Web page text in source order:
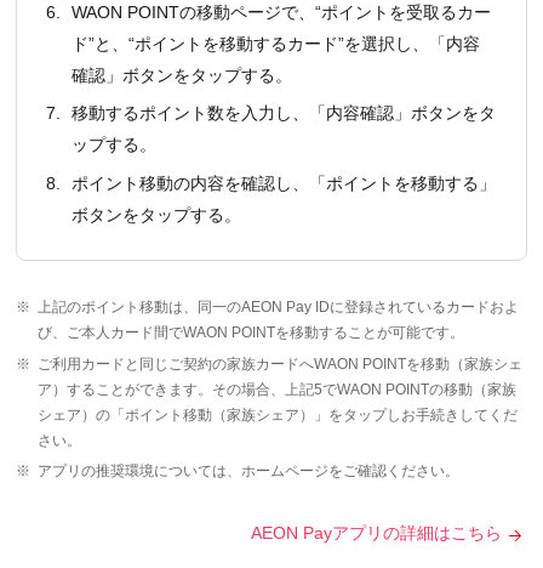
6.
WAON POINTの移動ページで、“ポイントを受取るカー
ド”と、“ポイントを移動するカード”を選択し、「内容
確認」ボタンをタップする。
7.
移動するポイント数を入力し、「内容確認」ボタンをタ
ップする。
8.
ポイント移動の内容を確認し、「ポイントを移動する」
ボタンをタップする。
※
上記のポイント移動は、同一のAEON Pay IDに登録されているカードおよ
び、ご本人カード間でWAON POINTを移動することが可能です。
※
ご利用カードと同じご契約の家族カードへWAON POINTを移動（家族シェ
ア）することができます。その場合、上記5でWAON POINTの移動（家族
シェア）の「ポイント移動（家族シェア）」をタップしお手続きしてくだ
さい。
※ アプリの推奨環境については、ホームページをご確認ください。
AEON Payアプリの詳細はこちら